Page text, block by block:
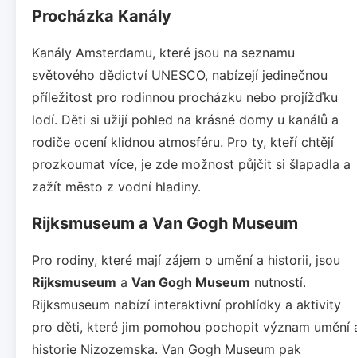
Procházka Kanály
Kanály Amsterdamu, které jsou na seznamu
světového dědictví UNESCO, nabízejí jedinečnou
příležitost pro rodinnou procházku nebo projížďku
lodí. Děti si užijí pohled na krásné domy u kanálů a
rodiče ocení klidnou atmosféru. Pro ty, kteří chtějí
prozkoumat více, je zde možnost půjčit si šlapadla a
zažít město z vodní hladiny.
Rijksmuseum a Van Gogh Museum
Pro rodiny, které mají zájem o umění a historii, jsou
Rijksmuseum a Van Gogh Museum nutností.
Rijksmuseum nabízí interaktivní prohlídky a aktivity
pro děti, které jim pomohou pochopit význam umění
historie Nizozemska. Van Gogh Museum pak